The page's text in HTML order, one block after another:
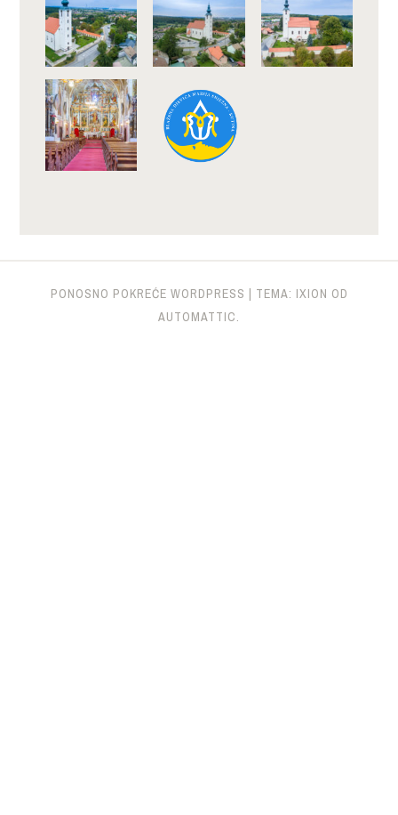
PONOSNO POKREĆE WORDPRESS | TEMA: IXION OD
AUTOMATTIC.